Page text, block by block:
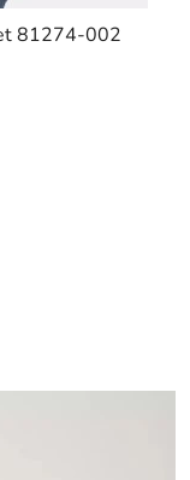
81274-002